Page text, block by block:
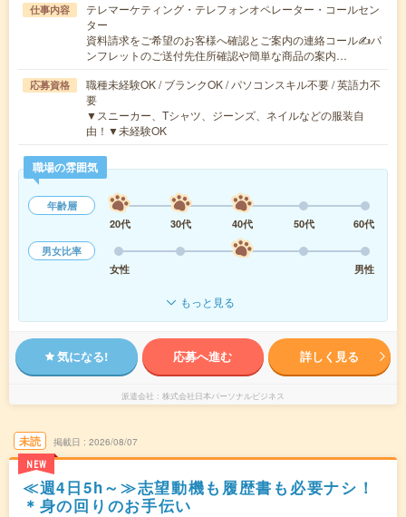
仕事内容
テレマーケティング・テレフォンオペレーター・コールセン
ター
資料請求をご希望のお客様へ確認とご案内の連絡コール✍パ
ンフレットのご送付先住所確認や簡単な商品の案内…
応募資格
職種未経験OK / ブランクOK / パソコンスキル不要 / 英語力不
要
▼スニーカー、Tシャツ、ジーンズ、ネイルなどの服装自
由！▼未経験OK
職場の雰囲気
年齢層
20代
30代 40代 50代
60代
男女比率
女性
男性
もっと見る
気になる! 応募へ進む 詳しく見る
派遣会社 株式会社日本パーソナルビジネス
未読
NEW
掲載日 2026/08/07
≪週4日5h～≫志望動機も履歴書も必要ナシ！
＊身の回りのお手伝い